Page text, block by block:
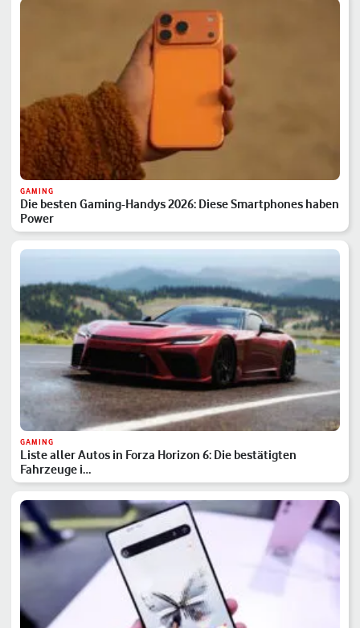
GAMING
Die besten Gaming-Handys 2026: Diese Smartphones haben
Power
GAMING
Liste aller Autos in Forza Horizon 6: Die bestätigten
Fahrzeuge i…